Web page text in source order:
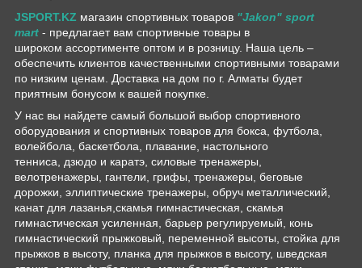
JSPORT.KZ магазин спортивных товаров "Jakon" sport
mart - предлагает вам спортивные товары в
широком ассортименте оптом и в розницу. Наша цель –
обеспечить клиентов качественными спортивными товарами
по низким ценам. Доставка на дом по г. Алматы будет
приятным бонусом к вашей покупке.
У нас вы найдете самый большой выбор спортивного
оборудования и спортивных товаров для бокса, футбола,
волейбола, баскетбола, плавание, настольного
тенниса, дзюдо и каратэ, силовые тренажеры,
велотренажеры, гантели, грифы, тренажеры, беговые
дорожки, эллиптические тренажеры, обруч металлический,
канат для лазанья,скамья гимнастическая, скамья
гимнастическая усиленная, барьер регулируемый, конь
гимнастический прыжковый, переменной высоты, стойка для
прыжков в высоту, планка для прыжков в высоту, шведская